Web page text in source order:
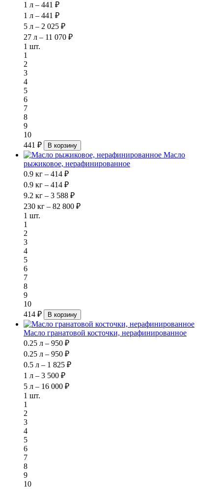
1 л – 441 ₽
1 л – 441 ₽
5 л – 2 025 ₽
27 л – 11 070 ₽
1 шт.
1
2
3
4
5
6
7
8
9
10
441 ₽
В корзину
Масло
рыжиковое, нерафинированное
0.9 кг – 414 ₽
0.9 кг – 414 ₽
9.2 кг – 3 588 ₽
230 кг – 82 800 ₽
1 шт.
1
2
3
4
5
6
7
8
9
10
414 ₽
В корзину
Масло гранатовой косточки, нерафинированное
0.25 л – 950 ₽
0.25 л – 950 ₽
0.5 л – 1 825 ₽
1 л – 3 500 ₽
5 л – 16 000 ₽
1 шт.
1
2
3
4
5
6
7
8
9
10